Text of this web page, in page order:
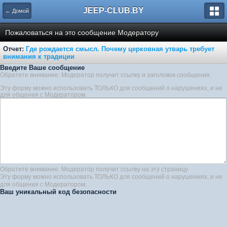
← Домой JEEP-CLUB.BY
Пожаловаться на это сообщение Модератору
Отчет: Где рождается смысл. Почему церковная утварь требует
внимания к традиции
Введите Ваше сообщение
Обратите внимание: Модератор получит ссылку и заголовок сообщения.
Эту форму можно использовать ТОЛЬКО для сообщений о нарушениях, и не
для общения с Модератором.
Обратите внимание: Модератор получит ссылку на эту страницу
Эту форму можно использовать ТОЛЬКО для сообщений о нарушениях, и не
для общения с Модератором.
Ваш уникальный код безопасности